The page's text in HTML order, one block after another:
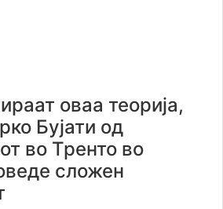
оваа теорија,
Бујати од
во Тренто во
сложен